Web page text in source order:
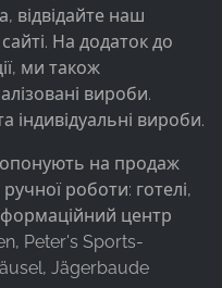
відвідайте наш
На додаток до
ми також
вироби.
індивідуальні вироби.
на продаж
роботи: готелі,
центр
Peter's Sports-
Jägerbaude
нам
використовують